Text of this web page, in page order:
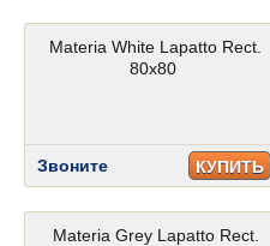
Materia White Lapatto Rect.
80x80
Звоните КУПИТЬ
Materia Grey Lapatto Rect.